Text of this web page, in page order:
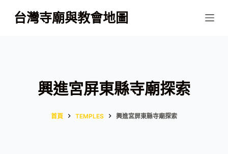
跳
至
台灣寺廟與教會地圖
興進宮屏東縣寺廟探索
首頁 TEMPLES 興進宮屏東縣寺廟探索